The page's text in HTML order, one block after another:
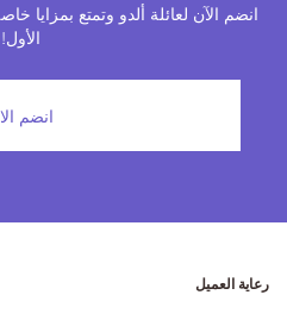
انضم الآن لعائلة ألدو وتمتع بمزايا
الأول!
انضم
رعاية العميل